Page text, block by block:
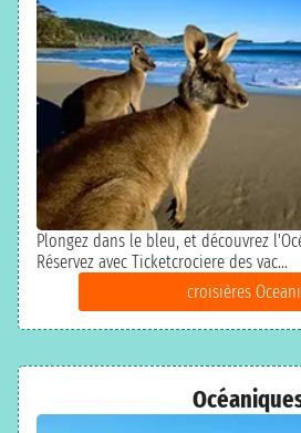
Plongez dans le bleu, et découvrez
Réservez avec Ticketcrociere des vac...
croisières